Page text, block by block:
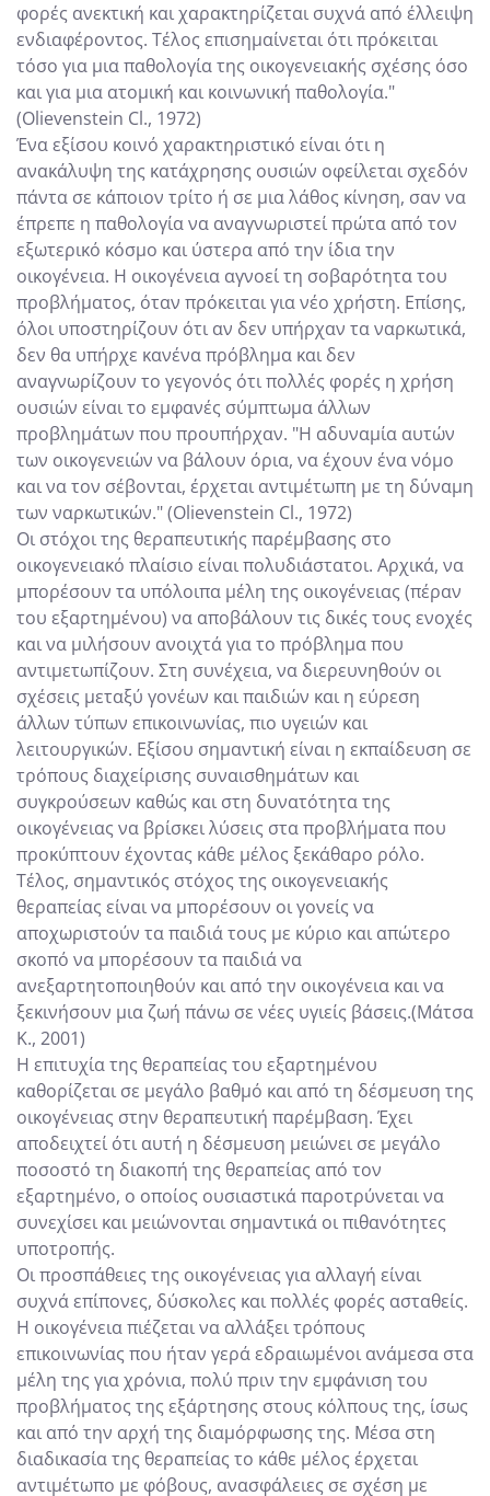
φορές ανεκτική και χαρακτηρίζεται συχνά από έλλειψη
ενδιαφέροντος. Τέλος επισημαίνεται ότι πρόκειται
τόσο για μια παθολογία της οικογενειακής σχέσης όσο
και για μια ατομική και κοινωνική παθολογία."
(Olievenstein Cl., 1972)
Ένα εξίσου κοινό χαρακτηριστικό είναι ότι η
ανακάλυψη της κατάχρησης ουσιών οφείλεται σχεδόν
πάντα σε κάποιον τρίτο ή σε μια λάθος κίνηση, σαν να
έπρεπε η παθολογία να αναγνωριστεί πρώτα από τον
εξωτερικό κόσμο και ύστερα από την ίδια την
οικογένεια. Η οικογένεια αγνοεί τη σοβαρότητα του
προβλήματος, όταν πρόκειται για νέο χρήστη. Επίσης,
όλοι υποστηρίζουν ότι αν δεν υπήρχαν τα ναρκωτικά,
δεν θα υπήρχε κανένα πρόβλημα και δεν
αναγνωρίζουν το γεγονός ότι πολλές φορές η χρήση
ουσιών είναι το εμφανές σύμπτωμα άλλων
προβλημάτων που προυπήρχαν. "Η αδυναμία αυτών
των οικογενειών να βάλουν όρια, να έχουν ένα νόμο
και να τον σέβονται, έρχεται αντιμέτωπη με τη δύναμη
των ναρκωτικών." (Olievenstein Cl., 1972)
Οι στόχοι της θεραπευτικής παρέμβασης στο
οικογενειακό πλαίσιο είναι πολυδιάστατοι. Αρχικά, να
μπορέσουν τα υπόλοιπα μέλη της οικογένειας (πέραν
του εξαρτημένου) να αποβάλουν τις δικές τους ενοχές
και να μιλήσουν ανοιχτά για το πρόβλημα που
αντιμετωπίζουν. Στη συνέχεια, να διερευνηθούν οι
σχέσεις μεταξύ γονέων και παιδιών και η εύρεση
άλλων τύπων επικοινωνίας, πιο υγειών και
λειτουργικών. Εξίσου σημαντική είναι η εκπαίδευση σε
τρόπους διαχείρισης συναισθημάτων και
συγκρούσεων καθώς και στη δυνατότητα της
οικογένειας να βρίσκει λύσεις στα προβλήματα που
προκύπτουν έχοντας κάθε μέλος ξεκάθαρο ρόλο.
Τέλος, σημαντικός στόχος της οικογενειακής
θεραπείας είναι να μπορέσουν οι γονείς να
αποχωριστούν τα παιδιά τους με κύριο και απώτερο
σκοπό να μπορέσουν τα παιδιά να
ανεξαρτητοποιηθούν και από την οικογένεια και να
ξεκινήσουν μια ζωή πάνω σε νέες υγιείς βάσεις.(Μάτσα
Κ., 2001)
Η επιτυχία της θεραπείας του εξαρτημένου
καθορίζεται σε μεγάλο βαθμό και από τη δέσμευση της
οικογένειας στην θεραπευτική παρέμβαση. Έχει
αποδειχτεί ότι αυτή η δέσμευση μειώνει σε μεγάλο
ποσοστό τη διακοπή της θεραπείας από τον
εξαρτημένο, ο οποίος ουσιαστικά παροτρύνεται να
συνεχίσει και μειώνονται σημαντικά οι πιθανότητες
υποτροπής.
Οι προσπάθειες της οικογένειας για αλλαγή είναι
συχνά επίπονες, δύσκολες και πολλές φορές ασταθείς.
Η οικογένεια πιέζεται να αλλάξει τρόπους
επικοινωνίας που ήταν γερά εδραιωμένοι ανάμεσα στα
μέλη της για χρόνια, πολύ πριν την εμφάνιση του
προβλήματος της εξάρτησης στους κόλπους της, ίσως
και από την αρχή της διαμόρφωσης της. Μέσα στη
διαδικασία της θεραπείας το κάθε μέλος έρχεται
αντιμέτωπο με φόβους, ανασφάλειες σε σχέση με